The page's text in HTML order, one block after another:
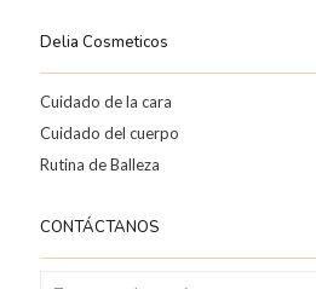
Delia Cosmeticos
Cuidado de la cara
Cuidado del cuerpo
Rutina de Balleza
CONTÁCTANOS